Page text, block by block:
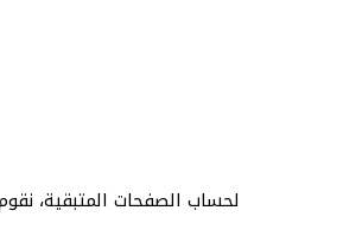
لحساب الصفحات المتبقية،